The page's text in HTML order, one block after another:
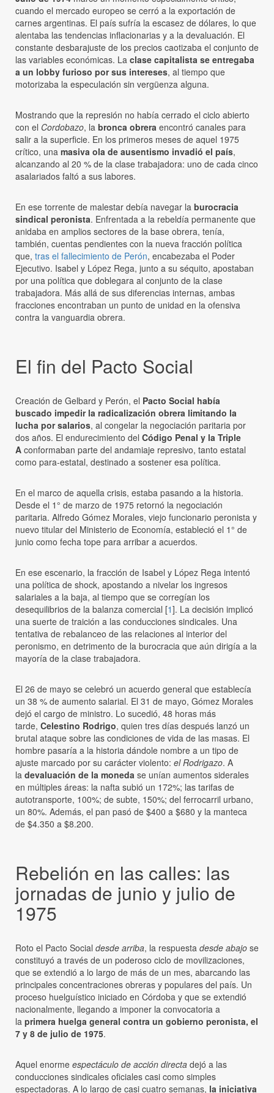
cuando el mercado europeo se cerró a la exportación de
carnes argentinas. El país sufría la escasez de dólares, lo que
alentaba las tendencias inflacionarias y a la devaluación. El
constante desbarajuste de los precios caotizaba el conjunto de
las variables económicas. La clase capitalista se entregaba
a un lobby furioso por sus intereses, al tiempo que
motorizaba la especulación sin vergüenza alguna.
Mostrando que la represión no había cerrado el ciclo abierto
con el Cordobazo, la bronca obrera encontró canales para
salir a la superficie. En los primeros meses de aquel 1975
crítico, una masiva ola de ausentismo invadió el país,
alcanzando al 20 % de la clase trabajadora: uno de cada cinco
asalariados faltó a sus labores.
En ese torrente de malestar debía navegar la burocracia
sindical peronista. Enfrentada a la rebeldía permanente que
anidaba en amplios sectores de la base obrera, tenía,
también, cuentas pendientes con la nueva fracción política
que, tras el fallecimiento de Perón, encabezaba el Poder
Ejecutivo. Isabel y López Rega, junto a su séquito, apostaban
por una política que doblegara al conjunto de la clase
trabajadora. Más allá de sus diferencias internas, ambas
fracciones encontraban un punto de unidad en la ofensiva
contra la vanguardia obrera.
El fin del Pacto Social
Creación de Gelbard y Perón, el Pacto Social había
buscado impedir la radicalización obrera limitando la
lucha por salarios, al congelar la negociación paritaria por
dos años. El endurecimiento del Código Penal y la Triple
A conformaban parte del andamiaje represivo, tanto estatal
como para-estatal, destinado a sostener esa política.
En el marco de aquella crisis, estaba pasando a la historia.
Desde el 1° de marzo de 1975 retornó la negociación
paritaria. Alfredo Gómez Morales, viejo funcionario peronista y
nuevo titular del Ministerio de Economía, estableció el 1° de
junio como fecha tope para arribar a acuerdos.
En ese escenario, la fracción de Isabel y López Rega intentó
una política de shock, apostando a nivelar los ingresos
salariales a la baja, al tiempo que se corregían los
desequilibrios de la balanza comercial [1]. La decisión implicó
una suerte de traición a las conducciones sindicales. Una
tentativa de rebalanceo de las relaciones al interior del
peronismo, en detrimento de la burocracia que aún dirigía a la
mayoría de la clase trabajadora.
El 26 de mayo se celebró un acuerdo general que establecía
un 38 % de aumento salarial. El 31 de mayo, Gómez Morales
dejó el cargo de ministro. Lo sucedió, 48 horas más
tarde, Celestino Rodrigo, quien tres días después lanzó un
brutal ataque sobre las condiciones de vida de las masas. El
hombre pasaría a la historia dándole nombre a un tipo de
ajuste marcado por su carácter violento: el Rodrigazo. A
la devaluación de la moneda se unían aumentos siderales
en múltiples áreas: la nafta subió un 172%; las tarifas de
autotransporte, 100%; de subte, 150%; del ferrocarril urbano,
un 80%. Además, el pan pasó de $400 a $680 y la manteca
de $4.350 a $8.200.
Rebelión en las calles: las
jornadas de junio y julio de
1975
Roto el Pacto Social desde arriba, la respuesta desde abajo se
constituyó a través de un poderoso ciclo de movilizaciones,
que se extendió a lo largo de más de un mes, abarcando las
principales concentraciones obreras y populares del país. Un
proceso huelguístico iniciado en Córdoba y que se extendió
nacionalmente, llegando a imponer la convocatoria a
la primera huelga general contra un gobierno peronista, el
7 y 8 de julio de 1975.
Aquel enorme espectáculo de acción directa dejó a las
conducciones sindicales oficiales casi como simples
espectadoras. A lo largo de casi cuatro semanas, la iniciativa